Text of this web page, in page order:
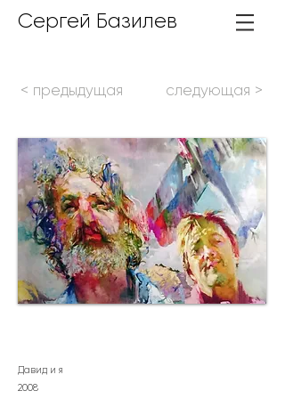
Сергей Базилев
< предыдущая следующая >
Давид и я
2008